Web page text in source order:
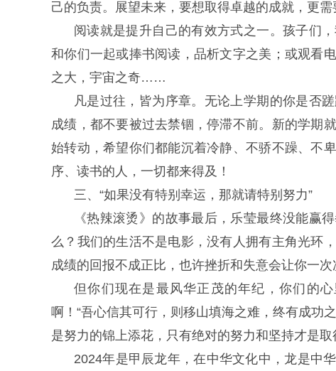
己的负责。展望未来，要想取得卓越的成就，更需
阅读就是提升自己的有效方式之一。孩子们
和你们一起或捧书阅读，品析文字之美；或观看
之大，宇宙之奇……
凡是过往，皆为序章。无论上学期的你是否
成绩，都不要被过去禁锢，停滞不前。新的学期
始转动，希望你们都能沉着冷静、不骄不躁、不
序、读书的人，一切都来得及！
三、“如果没有特别幸运，那就请特别努力”
《热辣滚烫》的故事最后，乐莹最终没能赢
么？我们的生活不是电影，没有人拥有主角光环
成绩的回报不成正比，也许挫折和失意会让你一次
但你们现在是最风华正茂的年纪，你们的
啊！“吾心信其可行，则移山填海之难，终有成功
是努力的锦上添花，只有绝对的努力和坚持才是取
2024年是甲辰龙年，在中华文化中，龙是中